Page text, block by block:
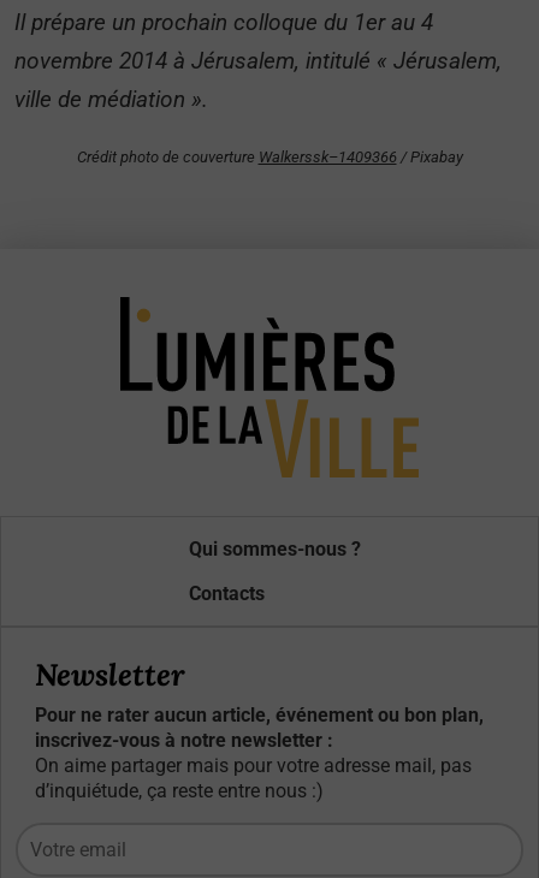
Il prépare un prochain colloque du 1er au 4
novembre 2014 à Jérusalem, intitulé « Jérusalem,
ville de médiation ».
Crédit photo de couverture Walkerssk–1409366 / Pixabay
Qui sommes-nous ?
Contacts
Newsletter
Pour ne rater aucun article, événement ou bon plan,
inscrivez-vous à notre newsletter :
On aime partager mais pour votre adresse mail, pas
d’inquiétude, ça reste entre nous :)